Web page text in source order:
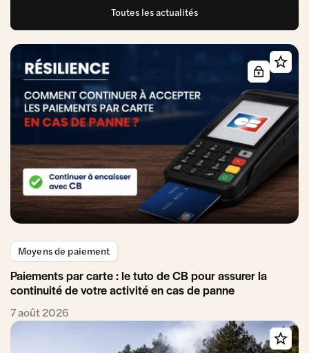
Toutes les actualités
Moyens de paiement
Paiements par carte : le tuto de CB pour assurer la
continuité de votre activité en cas de panne
7 août 2026